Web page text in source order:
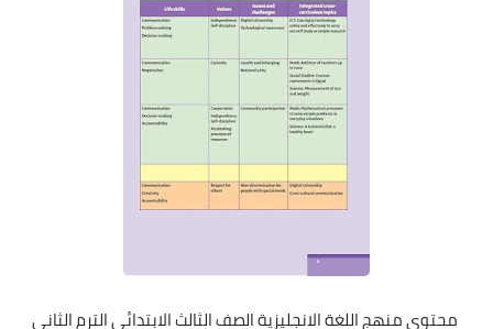
محتوى منهج اللغة الانجليزية الصف الثالث الابتدائى الترم الثانى